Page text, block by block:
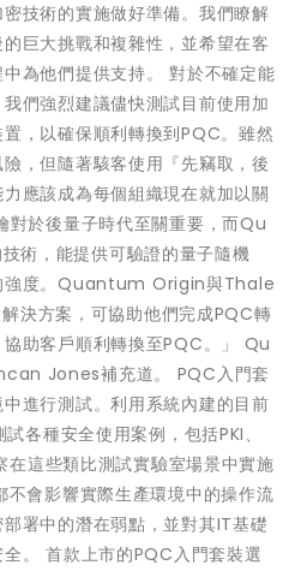
技術的實施做好準備。我們瞭解
巨大挑戰和複雜性，並希望在客
為他們提供支持。 對於不確定能
們強烈建議儘快測試目前使用加
，以確保順利轉換到PQC。雖然
，但隨著駭客使用『先竊取，後
應該成為每個組織現在就加以關
對於後量子時代至關重要，而Qu
術，能提供可驗證的量子隨機
強度。Quantum Origin與Thale
決方案，可協助他們完成PQC轉
助客戶順利轉換至PQC。」 Qu
Jones補充道。 PQC入門套
進行測試。利用系統內建的目前
各種安全使用案例，包括PKI、
在這些類比測試實驗室場景中實施
會影響實際生產環境中的操作流
署中的潛在弱點，並對其IT基礎
。 首款上市的PQC入門套裝選